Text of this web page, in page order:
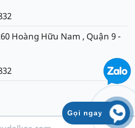
Hoàng Hữu Nam , Quận 9 -
Gọi ngay